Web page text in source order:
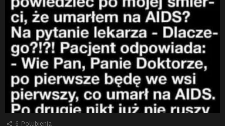
6 Polubienia